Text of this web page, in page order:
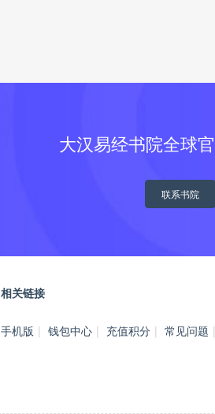
大汉易经书院全球
联系书院
相关链接
手机版 | 钱包中心 | 充值积分 | 常见问题 |